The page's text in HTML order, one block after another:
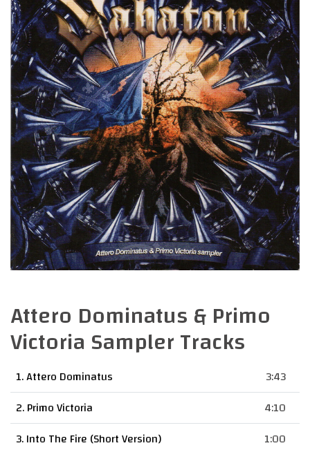
Attero Dominatus & Primo
Victoria Sampler Tracks
1. Attero Dominatus
3:43
2. Primo Victoria
4:10
3. Into The Fire (Short Version)
1:00